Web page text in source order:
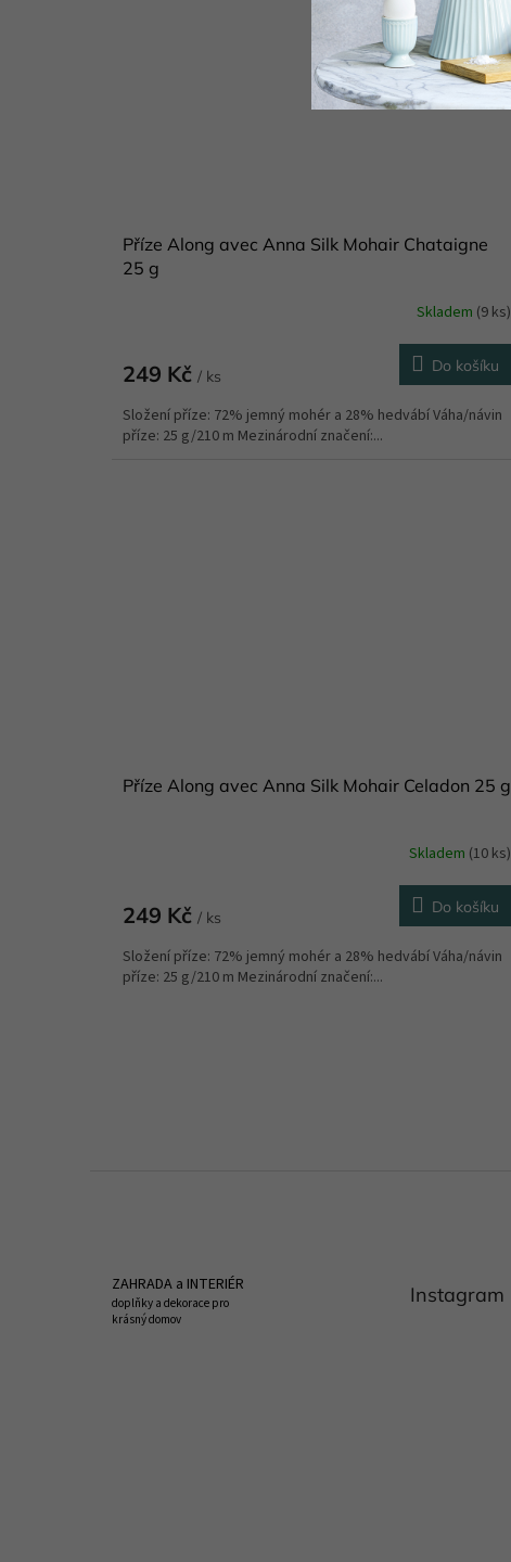
Příze Along avec Anna Silk Mohair Chataigne
25 g
Skladem (9 ks)
249 Kč / ks
Do košíku
Složení příze: 72% jemný mohér a 28% hedvábí Váha/návin
příze: 25 g/210 m Mezinárodní značení:...
Příze Along avec Anna Silk Mohair Celadon 25 g
Skladem (10 ks)
249 Kč / ks
Do košíku
Složení příze: 72% jemný mohér a 28% hedvábí Váha/návin
příze: 25 g/210 m Mezinárodní značení:...
ZAHRADA a INTERIÉR
doplňky a dekorace pro
krásný domov
Instagram